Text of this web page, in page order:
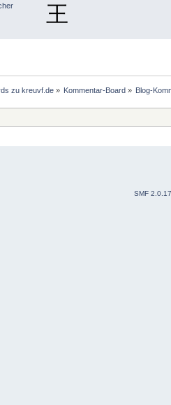
王
zu kreuvf.de» Kommentar-Board» Blog-
SMF 2.0.17